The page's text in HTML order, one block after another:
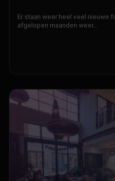
Er staan weer heel veel nieuwe
afgelopen maanden weer…